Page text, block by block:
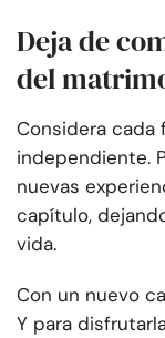
Deja de
del
Considera
independiente.
nuevas
capítulo,
vida.
Con un nuevo
Y para